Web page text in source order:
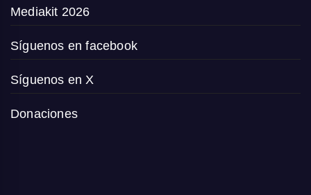
Mediakit 2026
Síguenos en facebook
Síguenos en X
Donaciones